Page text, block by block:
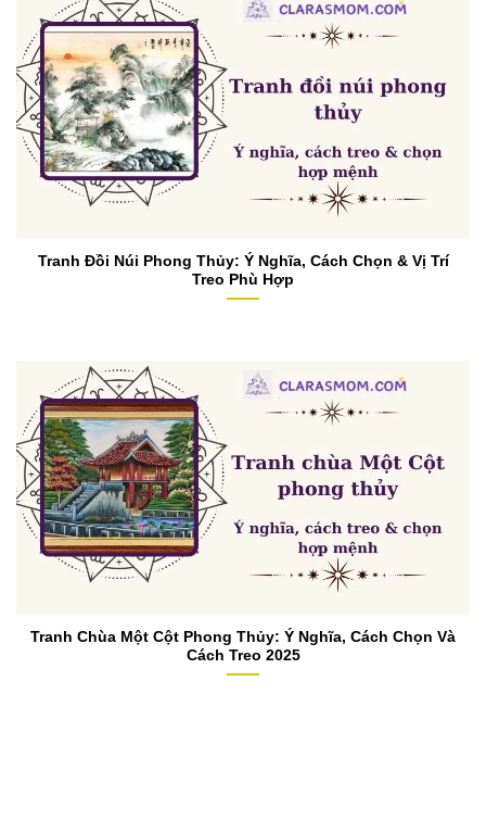
Tranh Đồi Núi Phong Thủy: Ý Nghĩa, Cách Chọn & Vị Trí
Treo Phù Hợp
Tranh Chùa Một Cột Phong Thủy: Ý Nghĩa, Cách Chọn Và
Cách Treo 2025